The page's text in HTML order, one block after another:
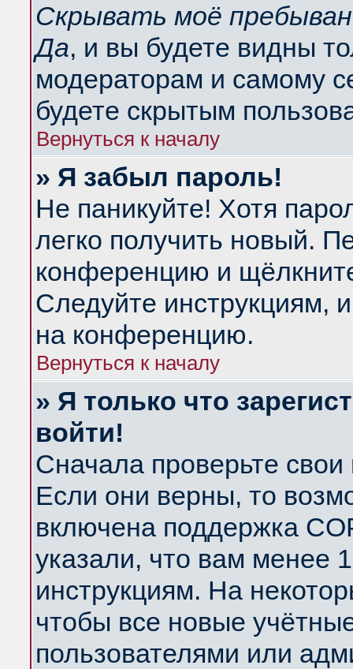
Скрывать моё
Да, и вы будете видны
модераторам и самому
будете скрытым
Вернуться к началу
» Я забыл пароль!
Не паникуйте! Хотя
легко получить новый.
конференцию и
Следуйте инструкциям,
на конференцию.
Вернуться к началу
» Я только что
войти!
Сначала проверьте
Если они верны, то
включена поддержка
указали, что вам менее
инструкциям. На
чтобы все новые
пользователями или